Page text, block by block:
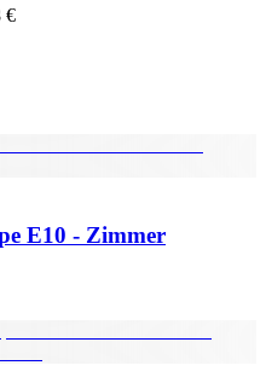
€
E10 - Zimmer